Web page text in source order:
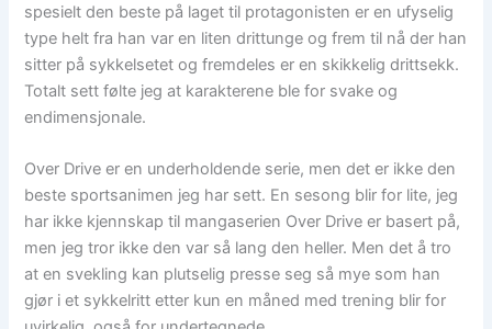
spesielt den beste på laget til protagonisten er en ufyselig
type helt fra han var en liten drittunge og frem til nå der han
sitter på sykkelsetet og fremdeles er en skikkelig drittsekk.
Totalt sett følte jeg at karakterene ble for svake og
endimensjonale.
Over Drive er en underholdende serie, men det er ikke den
beste sportsanimen jeg har sett. En sesong blir for lite, jeg
har ikke kjennskap til mangaserien Over Drive er basert på,
men jeg tror ikke den var så lang den heller. Men det å tro
at en svekling kan plutselig presse seg så mye som han
gjør i et sykkelritt etter kun en måned med trening blir for